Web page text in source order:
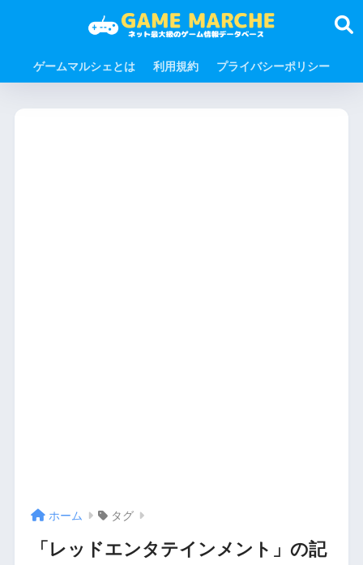
ゲームマルシェとは 利用規約 プライバシーポリシー
ホーム タグ
「レッドエンタテインメント」の記